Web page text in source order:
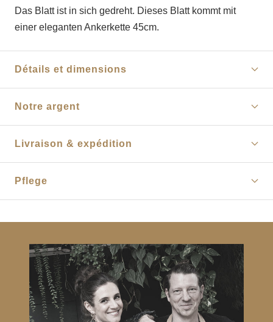
Das Blatt ist in sich gedreht. Dieses Blatt kommt mit
einer eleganten Ankerkette 45cm.
Détails et dimensions
Notre argent
Livraison & expédition
Pflege